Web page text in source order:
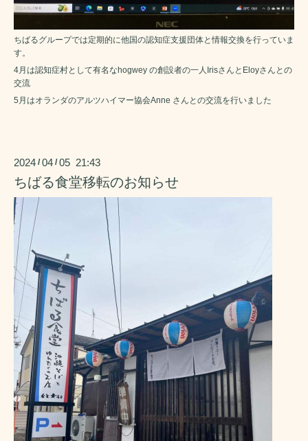
ちばるグループでは定期的に他国の認知症支援団体と情報交換を行っていま
す。
4月は認知症村として有名なhogwey の創設者の一人IrisさんとEloyさんとの
交流
5月はオランダのアルツハイマー協会Anne さんとの交流を行いました
2024 /04 /05 21:43
ちばる食堂移転のお知らせ